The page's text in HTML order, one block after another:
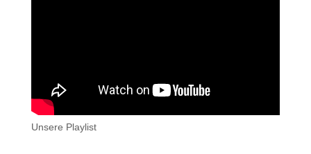
Unsere Playlist